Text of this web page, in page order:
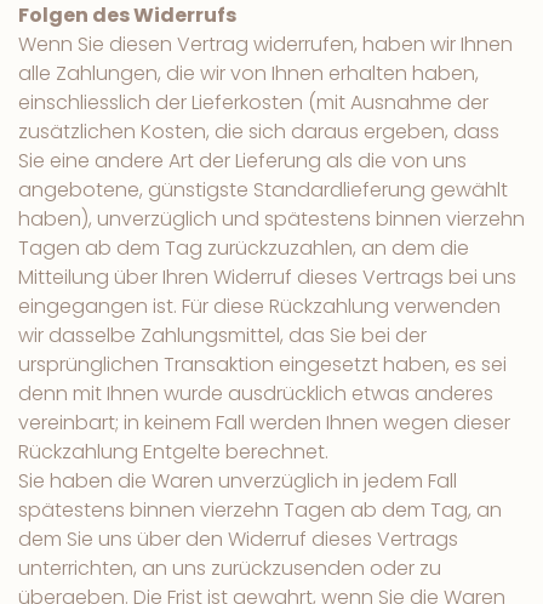
Folgen des Widerrufs
Wenn Sie diesen Vertrag widerrufen, haben wir Ihnen
alle Zahlungen, die wir von Ihnen erhalten haben,
einschliesslich der Lieferkosten (mit Ausnahme der
zusätzlichen Kosten, die sich daraus ergeben, dass
Sie eine andere Art der Lieferung als die von uns
angebotene, günstigste Standardlieferung gewählt
haben), unverzüglich und spätestens binnen vierzehn
Tagen ab dem Tag zurückzuzahlen, an dem die
Mitteilung über Ihren Widerruf dieses Vertrags bei uns
eingegangen ist. Für diese Rückzahlung verwenden
wir dasselbe Zahlungsmittel, das Sie bei der
ursprünglichen Transaktion eingesetzt haben, es sei
denn mit Ihnen wurde ausdrücklich etwas anderes
vereinbart; in keinem Fall werden Ihnen wegen dieser
Rückzahlung Entgelte berechnet.
Sie haben die Waren unverzüglich in jedem Fall
spätestens binnen vierzehn Tagen ab dem Tag, an
dem Sie uns über den Widerruf dieses Vertrags
unterrichten, an uns zurückzusenden oder zu
übergeben. Die Frist ist gewahrt, wenn Sie die Waren